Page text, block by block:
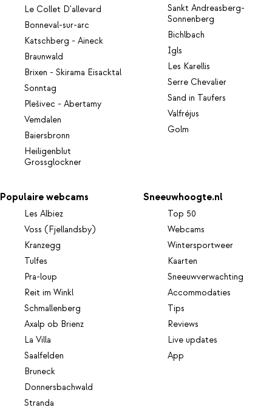
Le Collet D'allevard
Bonneval-sur-arc
Katschberg - Aineck
Braunwald
Brixen - Skirama Eisacktal
Sonntag
Plešivec - Abertamy
Vemdalen
Baiersbronn
Heiligenblut
Grossglockner
Sankt Andreasberg-
Sonnenberg
Bichlbach
Igls
Les Karellis
Serre Chevalier
Sand in Taufers
Valfréjus
Golm
Populaire webcams
Les Albiez
Voss (Fjellandsby)
Kranzegg
Tulfes
Pra-loup
Reit im Winkl
Schmallenberg
Axalp ob Brienz
La Villa
Saalfelden
Bruneck
Donnersbachwald
Stranda
Sneeuwhoogte.nl
Top 50
Webcams
Wintersportweer
Kaarten
Sneeuwverwachting
Accommodaties
Tips
Reviews
Live updates
App